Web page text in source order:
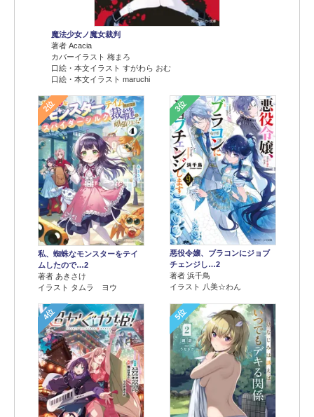
魔法少女ノ魔女裁判
著者 Acacia
カバーイラスト 梅まろ
口絵・本文イラスト すがわら おむ
口絵・本文イラスト maruchi
2位
私、蜘蛛なモンスターをテイ
ムしたので…2
著者 あきさけ
イラスト タムラ ヨウ
3位
悪役令嬢、ブラコンにジョブ
チェンジし…2
著者 浜千鳥
イラスト 八美☆わん
4位 5位